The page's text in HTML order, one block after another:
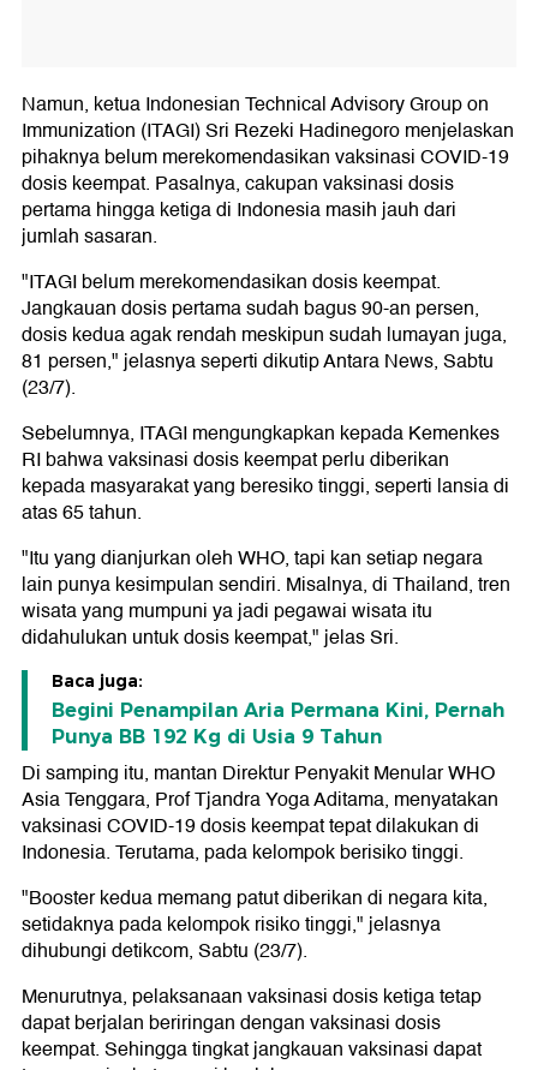
Namun, ketua Indonesian Technical Advisory Group on
Immunization (ITAGI) Sri Rezeki Hadinegoro menjelaskan
pihaknya belum merekomendasikan vaksinasi COVID-19
dosis keempat. Pasalnya, cakupan vaksinasi dosis
pertama hingga ketiga di Indonesia masih jauh dari
jumlah sasaran.
"ITAGI belum merekomendasikan dosis keempat.
Jangkauan dosis pertama sudah bagus 90-an persen,
dosis kedua agak rendah meskipun sudah lumayan juga,
81 persen," jelasnya seperti dikutip Antara News, Sabtu
(23/7).
Sebelumnya, ITAGI mengungkapkan kepada Kemenkes
RI bahwa vaksinasi dosis keempat perlu diberikan
kepada masyarakat yang beresiko tinggi, seperti lansia di
atas 65 tahun.
"Itu yang dianjurkan oleh WHO, tapi kan setiap negara
lain punya kesimpulan sendiri. Misalnya, di Thailand, tren
wisata yang mumpuni ya jadi pegawai wisata itu
didahulukan untuk dosis keempat," jelas Sri.
Baca juga:
Begini Penampilan Aria Permana Kini, Pernah
Punya BB 192 Kg di Usia 9 Tahun
Di samping itu, mantan Direktur Penyakit Menular WHO
Asia Tenggara, Prof Tjandra Yoga Aditama, menyatakan
vaksinasi COVID-19 dosis keempat tepat dilakukan di
Indonesia. Terutama, pada kelompok berisiko tinggi.
"Booster kedua memang patut diberikan di negara kita,
setidaknya pada kelompok risiko tinggi," jelasnya
dihubungi detikcom, Sabtu (23/7).
Menurutnya, pelaksanaan vaksinasi dosis ketiga tetap
dapat berjalan beriringan dengan vaksinasi dosis
keempat. Sehingga tingkat jangkauan vaksinasi dapat